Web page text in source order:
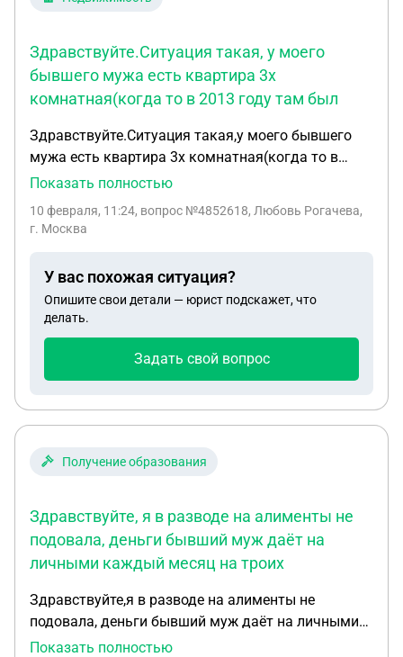
Здравствуйте.Ситуация такая, у моего
бывшего мужа есть квартира 3х
комнатная(когда то в 2013 году там был
Здравствуйте.Ситуация такая,у моего бывшего
мужа есть квартира 3х комнатная(когда то в
2013 году там был прописан мой сын в течение
приватизации доли в квартире выделены мужу
сыну 1/4 доли (13 лет на данный момент).Из-за
долгов постоянно проходят суды и мне
приходится оплачивать долги за долю ребенка (а
ребенок не проживал там ни дня и не прописан с
2014 года.У ребенка есть ещё собственность в
оплачиваю стабильно ежемесячно.Оплачивать
совсем не удобно (приходится в долги влезать
мужа и как это сделать?
Показать полностью
10 февраля, 11:24, вопрос №4852618, Любовь Рогачева,
г. Москва
У вас похожая ситуация?
Опишите свои детали — юрист подскажет, что
делать.
Задать свой вопрос
Получение образования
Здравствуйте, я в разводе на алименты не
подовала, деньги бывший муж даёт на
личными каждый месяц на троих
Здравствуйте,я в разводе на алименты не
подовала, деньги бывший муж даёт на личными
каждый месяц на троих детей 25000р,официально
Показать полностью